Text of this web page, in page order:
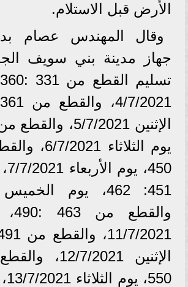
الأرض قبل الاستلام.
وقال المهندس عصام
جهاز مدينة بني سويف